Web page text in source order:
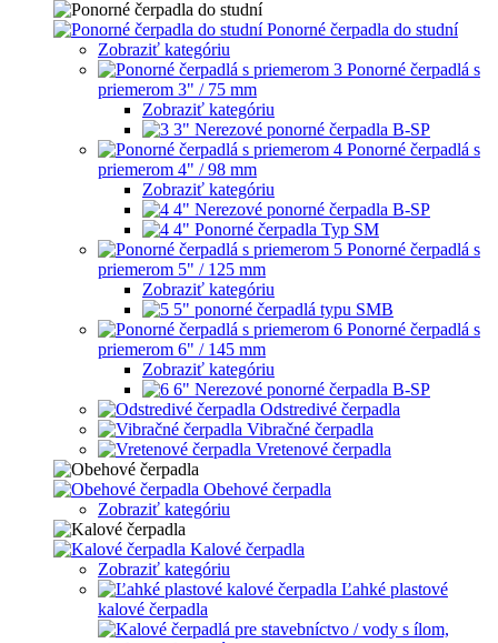
Ponorné čerpadla do studní
Zobraziť kategóriu
Ponorné čerpadlá s
priemerom 3" / 75 mm
Zobraziť kategóriu
3" Nerezové ponorné čerpadla B-SP
Ponorné čerpadlá s
priemerom 4" / 98 mm
Zobraziť kategóriu
4" Nerezové ponorné čerpadla B-SP
4" Ponorné čerpadla Typ SM
Ponorné čerpadlá s
priemerom 5" / 125 mm
Zobraziť kategóriu
5" ponorné čerpadlá typu SMB
Ponorné čerpadlá s
priemerom 6" / 145 mm
Zobraziť kategóriu
6" Nerezové ponorné čerpadla B-SP
Odstredivé čerpadla
Vibračné čerpadla
Vretenové čerpadla
Obehové čerpadla
Zobraziť kategóriu
Kalové čerpadla
Zobraziť kategóriu
Ľahké plastové
kalové čerpadla